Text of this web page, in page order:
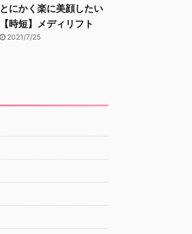
とにかく楽に美顔したい
【時短】メディリフト
2021/7/25